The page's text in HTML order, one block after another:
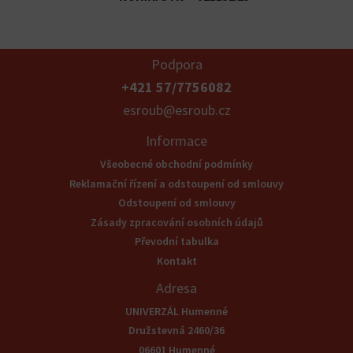
Podpora
+421 57/7756082
esroub@esroub.cz
Informace
Všeobecné obchodní podmínky
Reklamační řízení a odstoupení od smlouvy
Odstoupení od smlouvy
Zásady zpracování osobních údajů
Převodní tabulka
Kontakt
Adresa
UNIVERZÁL Humenné
Družstevná 2460/36
06601 Humenné